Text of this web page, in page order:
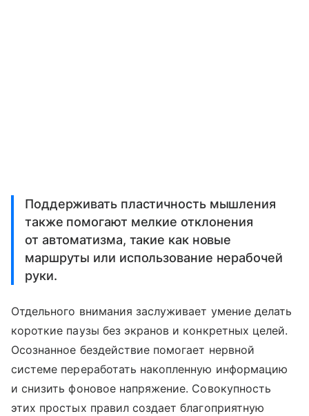
Поддерживать пластичность мышления
также помогают мелкие отклонения
от автоматизма, такие как новые
маршруты или использование нерабочей
руки.
Отдельного внимания заслуживает умение делать
короткие паузы без экранов и конкретных целей.
Осознанное бездействие помогает нервной
системе переработать накопленную информацию
и снизить фоновое напряжение. Совокупность
этих простых правил создает благоприятную